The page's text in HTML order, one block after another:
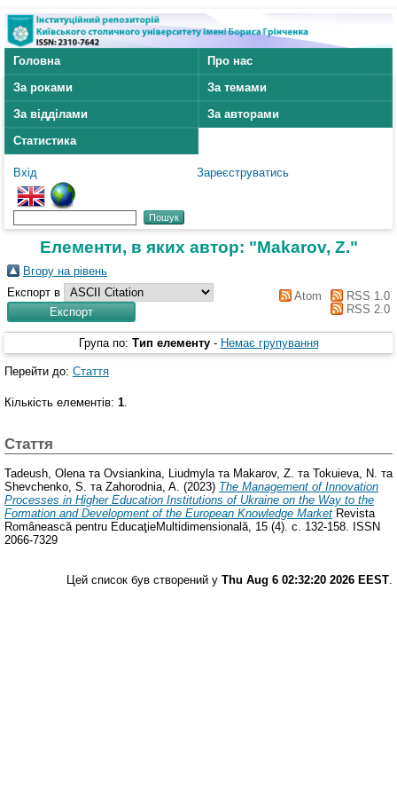
Головна
Про нас
За роками
За темами
За відділами
За авторами
Статистика
Вхід Зареєструватись
Елементи, в яких автор: "Makarov, Z."
Вгору на рівень
Експорт в
Atom
RSS 1.0
RSS 2.0
Група по: Тип елементу - Немає групування
Перейти до: Стаття
Кількість елементів: 1.
Стаття
Tadeush, Olena та Ovsiankina, Liudmyla та Makarov, Z. та Tokuieva, N. та
Shevchenko, S. та Zahorodnia, A. (2023) The Management of Innovation
Processes in Higher Education Institutions of Ukraine on the Way to the
Formation and Development of the European Knowledge Market Revista
Românească pentru EducaţieMultidimensională, 15 (4). с. 132-158. ISSN
2066-7329
Цей список був створений у Thu Aug 6 02:32:20 2026 EEST